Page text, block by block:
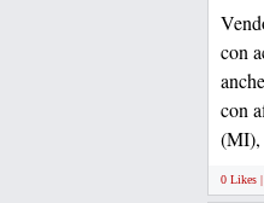
con
con
(MI),
0 Likes